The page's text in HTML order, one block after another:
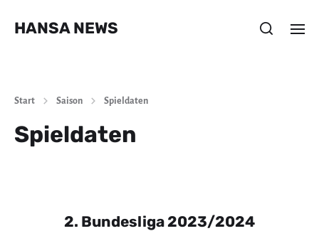
HANSA NEWS
Start Saison Spieldaten
Spieldaten
2. Bundesliga 2023/2024